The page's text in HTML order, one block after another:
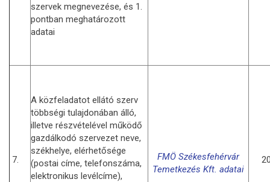
szervek megnevezése, és 1.
pontban meghatározott
adatai
7.
A közfeladatot ellátó szerv
többségi tulajdonában álló,
illetve részvételével működő
gazdálkodó szervezet neve,
székhelye, elérhetősége
(postai címe, telefonszáma,
elektronikus levélcíme),
FMÖ Székesfehérvár
Temetkezés Kft. adatai